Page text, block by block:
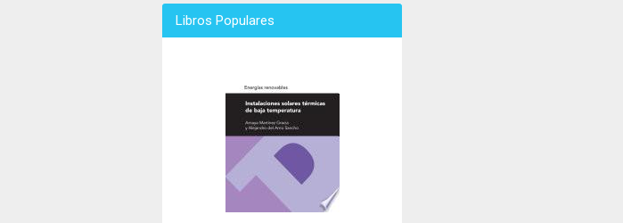
Libros Populares